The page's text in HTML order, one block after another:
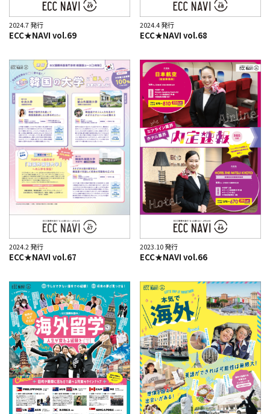
2024.7 発行
ECC★NAVI vol.69
2024.4 発行
ECC★NAVI vol.68
2024.2 発行
ECC★NAVI vol.67
2023.10 発行
ECC★NAVI vol.66